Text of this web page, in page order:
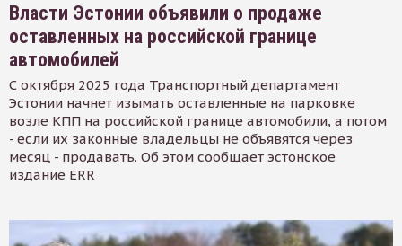
Власти Эстонии объявили о продаже
оставленных на российской границе
автомобилей
С октября 2025 года Транспортный департамент
Эстонии начнет изымать оставленные на парковке
возле КПП на российской границе автомобили, а потом
- если их законные владельцы не объявятся через
месяц - продавать. Об этом сообщает эстонское
издание ERR